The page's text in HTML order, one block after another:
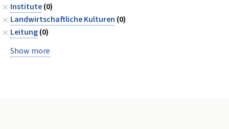
Institute(0)
Landwirtschaftliche Kulturen (0)
Leitung(0)
Show more